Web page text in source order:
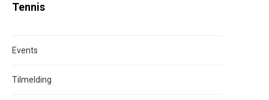
Tennis
Events
Tilmelding